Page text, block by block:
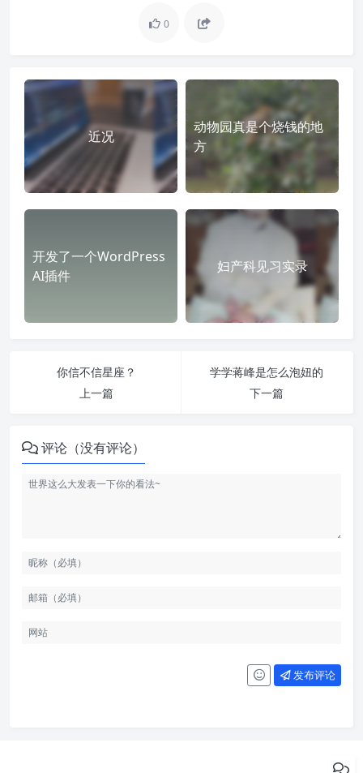
0
近况
动物园真是个烧钱的地
方
开发了一个WordPress
AI插件
妇产科见习实录
你信不信星座？
上一篇
学学蒋峰是怎么泡妞的
下一篇
评论（没有评论）
发布评论